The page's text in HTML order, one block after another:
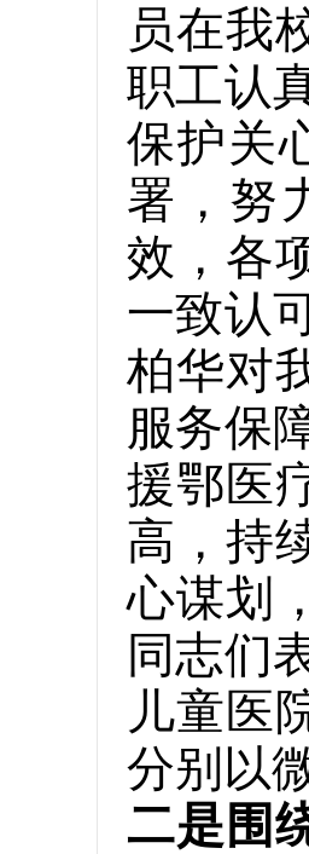
员在我
职工认
保护关
署，努
效，各
一致认
柏华对
服务保
援鄂医
高，持
心谋划
同志们
儿童医
分别以
二是围